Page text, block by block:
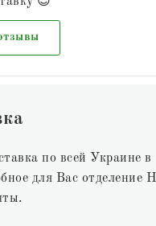
по всей Украине в
для Вас отделение